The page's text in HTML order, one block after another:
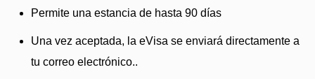
Permite una estancia de hasta 90 días
Una vez aceptada, la eVisa se enviará directamente a
tu correo electrónico..